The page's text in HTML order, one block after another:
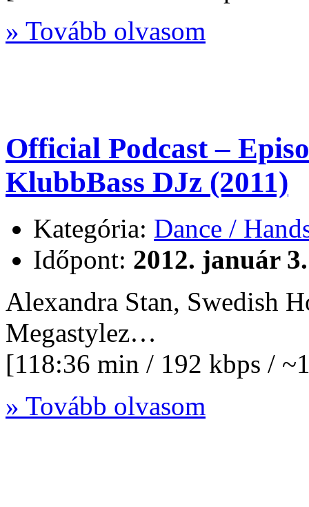
» Tovább olvasom
Official Podcast –
KlubbBass DJz (2011)
Kategória: Dance /
Időpont: 2012. január
Alexandra Stan, Swedish
Megastylez…
[118:36 min / 192 kbps /
» Tovább olvasom